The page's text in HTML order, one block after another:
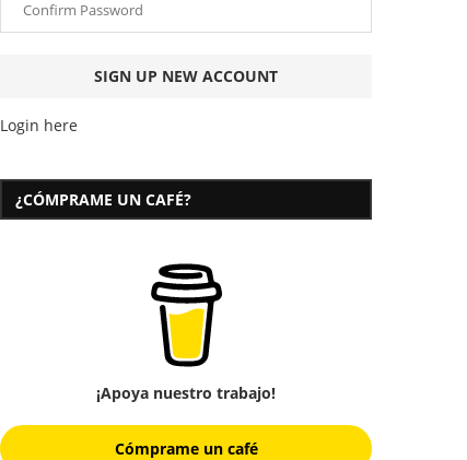
Login here
¿CÓMPRAME UN CAFÉ?
¡Apoya nuestro trabajo!
Cómprame un café